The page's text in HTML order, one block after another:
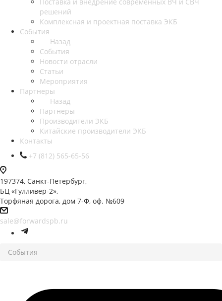
решений
Комплексная и проектная поставка ЭКБ
События
Назад
События
Новости отрасли
Статьи
Мероприятия
Партнеры
Назад
Партнеры
Производители ЭКБ
Китайские производители ЭКБ
Контакты
+7 (812) 565-65-56
197374, Санкт-Петербург,
БЦ «Гулливер-2»,
Торфяная дорога, дом 7-Ф, оф. №609
sale@forwardspb.ru
События